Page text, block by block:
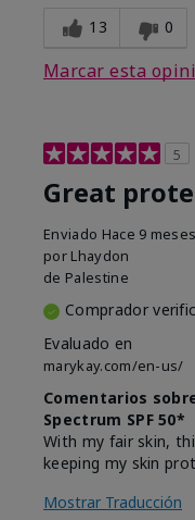
13 0
Marcar esta
5
Great
Enviado Hace 9 meses
por Lhaydon
de Palestine
Comprador
Evaluado en
marykay.com/en-us/
Comentarios
Spectrum SPF 50*
With my fair skin,
keeping my skin
Mostrar Traducción